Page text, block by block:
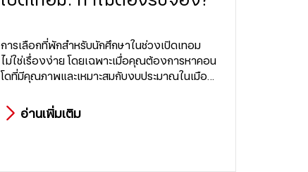
การเลือกที่พักสำหรับนักศึกษาในช่วงเปิดเทอม
ไม่ใช่เรื่องง่าย โดยเฉพาะเมื่อคุณต้องการหาคอน
โดที่มีคุณภาพและเหมาะสมกับงบประมาณในเมือง
อ่านเพิ่มเติม